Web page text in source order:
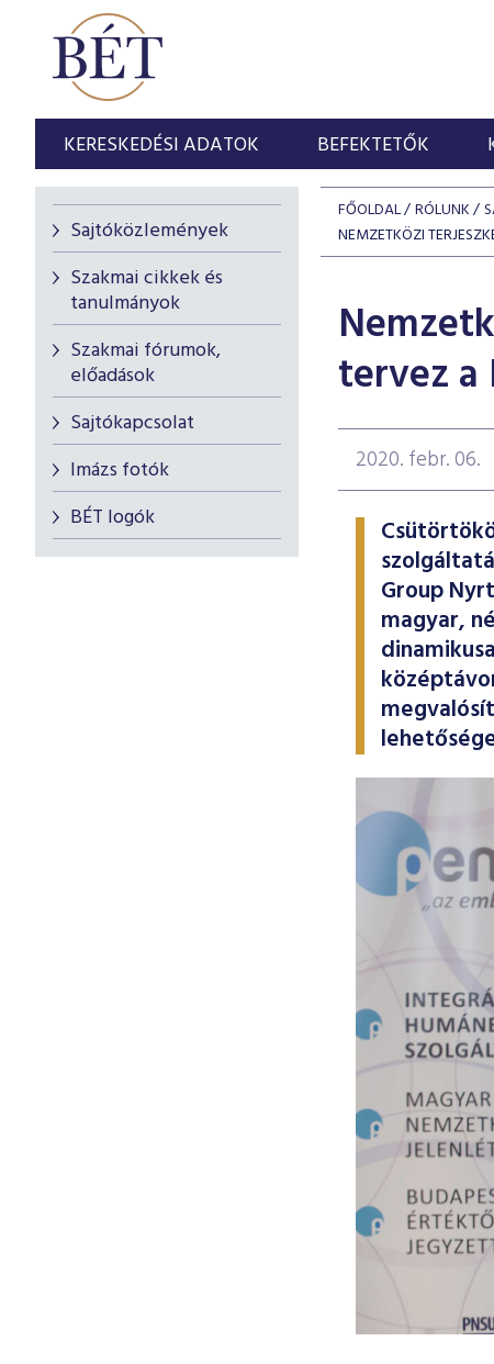
KERESKEDÉSI ADATOK BEFEKTETŐK
Sajtóközlemények
Szakmai cikkek és
tanulmányok
Szakmai fórumok,
előadások
Sajtókapcsolat
Imázs fotók
BÉT logók
FŐOLDAL RÓLUNK
NEMZETKÖZI
tervez a
2020. febr. 06.
Group
magyar,